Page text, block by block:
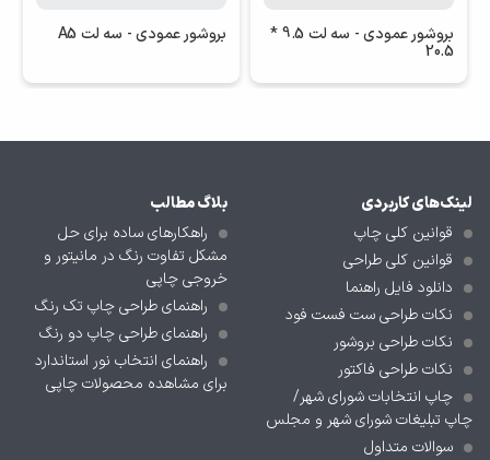
بروشور عمودی - سه لت 9.5 *
20.5
بروشور عمودی - سه لت A5
لینک‌های کاربردی
قوانین کلی چاپ
قوانین کلی طراحی
دانلود فایل راهنما
نکات طراحی ست فست فود
نکات طراحی بروشور
نکات طراحی فاکتور
چاپ انتخابات شورای شهر/
چاپ تبلیغات شورای شهر و مجلس
سوالات متداول
بلاگ مطالب
راهکارهای ساده برای حل
مشکل تفاوت رنگ در مانیتور و
خروجی چاپی
راهنمای طراحی چاپ تک رنگ
راهنمای طراحی چاپ دو رنگ
راهنمای انتخاب نور استاندارد
برای مشاهده محصولات چاپی